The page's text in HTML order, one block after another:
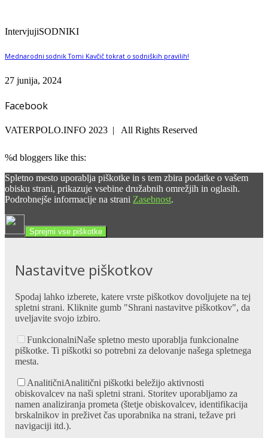
IntervjujiSODNIKI
Mednarodni sodnik Tomi Kavčič tokrat o sodniških pravilih!
27 junija, 2024
Facebook
VATERPOLO.INFO 2023 | All Rights Reserved
%d bloggers like this:
Spletno mesto uporablja piškotke in s tem zbira podatke o vašem
obisku strani, prikazuje vsebine družabnih omrežjih in oglasih.
Podrobnejše informacije na strani Zasebnost.
Sprejmi vse piškotke
Nastavitve piškotkov
Spodaj lahko izberete, katere vrste piškotkov dovoljujete na tej
spletni strani. Kliknite gumb "Shrani nastavitve piškotkov", da
uveljavite svojo izbiro.
FunkcionalniNaše spletno mesto uporablja funkcionalne
piškotke. Ti piškotki so potrebni za delovanje našega spletnega
mesta.
AnalitičniAnalitični piškotki beležijo aktivnosti
obiskovalcev na naši spletni strani. Storitev uporabljamo za
namen analiziranja prometa (štetje obiskovalcev, identifikacija
brskalnikov in preživet čas uporabnika na strani, težave pri
navigaciji itd.).